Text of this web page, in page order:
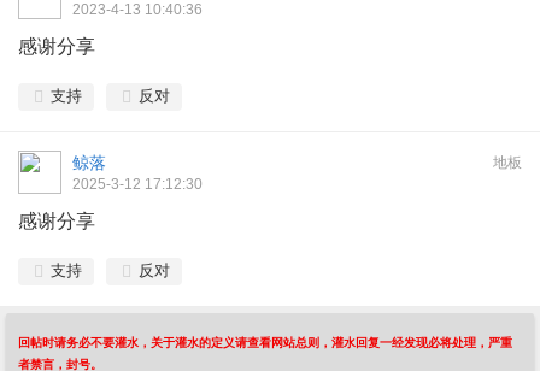
2023-4-13 10:40:36
感谢分享
支持 反对
地板
鲸落
2025-3-12 17:12:30
感谢分享
支持 反对
回帖时请务必不要灌水，关于灌水的定义请查看网站总则，灌水回复一经发现必将处理，严重
者禁言，封号。